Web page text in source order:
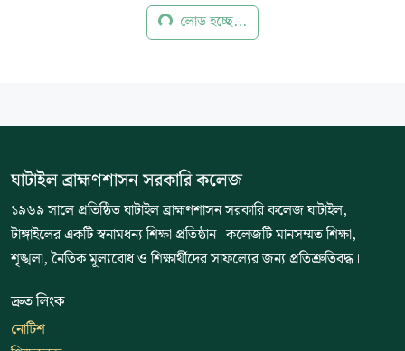
লোড হচ্ছে...
ঘাটাইল ব্রাহ্মণশাসন সরকারি কলেজ
১৯৬৯ সালে প্রতিষ্ঠিত ঘাটাইল ব্রাহ্মণশাসন সরকারি কলেজ ঘাটাইল,
টাঙ্গাইলের একটি স্বনামধন্য শিক্ষা প্রতিষ্ঠান। কলেজটি মানসম্মত শিক্ষা,
শৃঙ্খলা, নৈতিক মূল্যবোধ ও শিক্ষার্থীদের সাফল্যের জন্য প্রতিশ্রুতিবদ্ধ।
দ্রুত লিংক
নোটিশ